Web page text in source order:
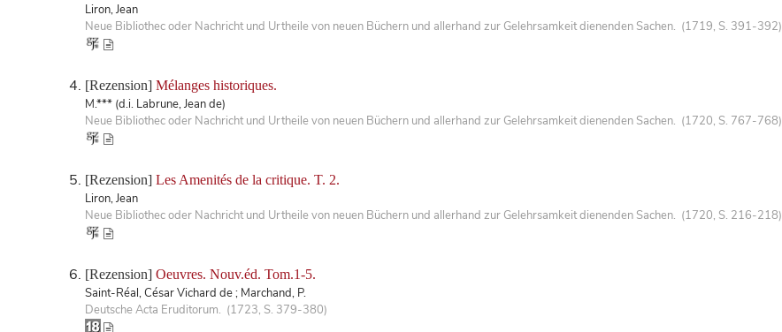
Liron, Jean
Neue Bibliothec oder Nachricht und Urtheile von neuen Büchern und allerhand zur Gelehrsamkeit dienenden Sachen. (1719, S. 391-392)
[Rezension] Mélanges historiques.
M.*** (d.i. Labrune, Jean de)
Neue Bibliothec oder Nachricht und Urtheile von neuen Büchern und allerhand zur Gelehrsamkeit dienenden Sachen. (1720, S. 767-768)
[Rezension] Les Amenités de la critique. T. 2.
Liron, Jean
Neue Bibliothec oder Nachricht und Urtheile von neuen Büchern und allerhand zur Gelehrsamkeit dienenden Sachen. (1720, S. 216-218)
[Rezension] Oeuvres. Nouv.éd. Tom.1-5.
Saint-Réal, César Vichard de ; Marchand, P.
Deutsche Acta Eruditorum. (1723, S. 379-380)